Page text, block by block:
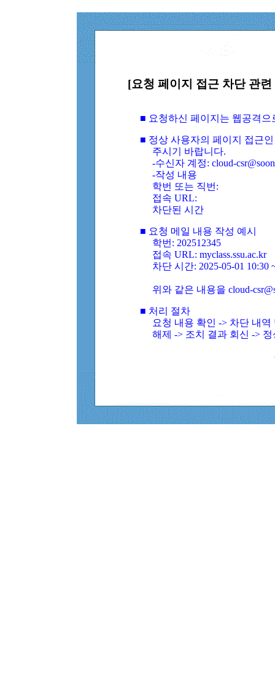
[요청 페이지 접근 차단 관
■ 요청하신 페이지는 웹공격
■ 정상 사용자의 페이지 접근
주시기 바랍니다.
-수신자 계정: cloud-
-작성 내용
학번 또는 직번:
접속 URL:
차단된 시간
■ 요청 메일 내용 작성 예시
학번: 202512345
접속 URL: myclass.ssu.ac.kr
차단 시간: 2025-05-01 10:30
위와 같은 내용을 cloud-
■ 처리 절차
요청 내용 확인 -> 차단 내
해제 -> 조치 결과 회신 ->